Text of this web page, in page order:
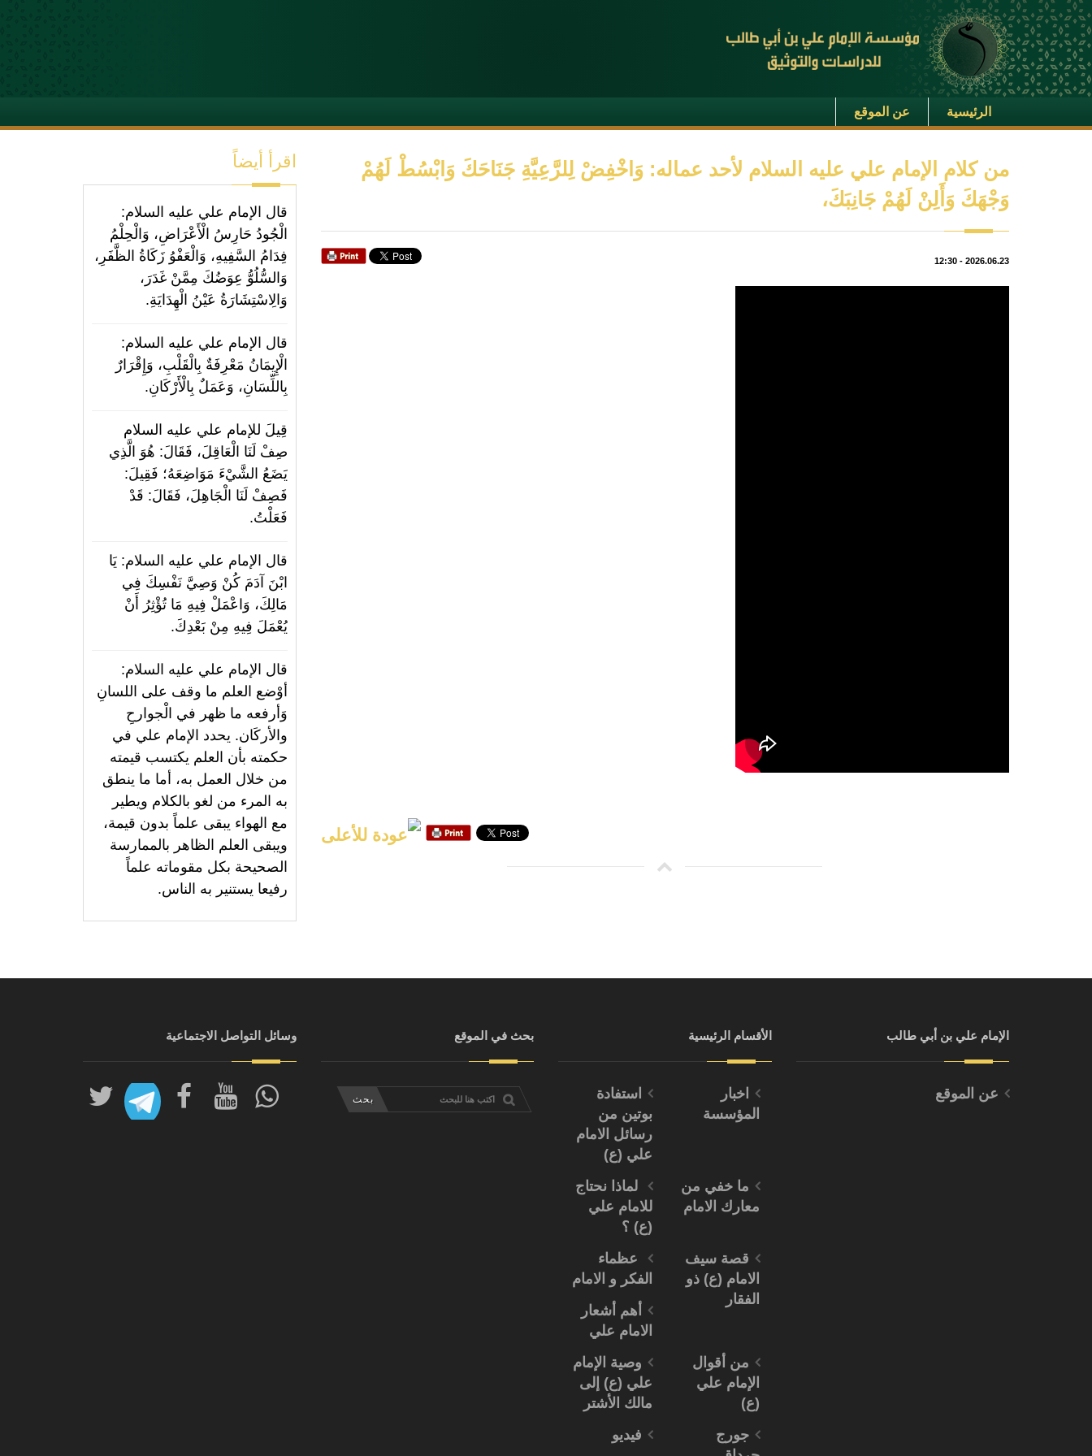
الرئيسية عن الموقع
من كلام الإمام علي عليه السلام لأحد عماله: وَاخْفِضْ لِلرَّعِيَّةِ جَنَاحَكَ وَابْسُطْ لَهُمْ
وَجْهَكَ وَأَلِنْ لَهُمْ جَانِبَكَ،
2026.06.23
-
12:30
اقرأ أيضاً
قال الإمام علي عليه السلام:
الْجُودُ حَارِسُ الْأَعْرَاضِ، وَالْحِلْمُ
فِدَامُ السَّفِيهِ، وَالْعَفْوُ زَكَاةُ الظَّفَرِ،
وَالسُّلُوُّ عِوَضُكَ مِمَّنْ غَدَرَ،
وَالِاسْتِشَارَةُ عَيْنُ الْهِدَايَةِ.
قال الإمام علي عليه السلام:
الْإِيمَانُ مَعْرِفَةٌ بِالْقَلْبِ، وَإِقْرَارٌ
بِاللِّسَانِ، وَعَمَلٌ بِالْأَرْكَانِ.
قِيلَ للإمام علي عليه السلام
صِفْ لَنَا الْعَاقِلَ، فَقَالَ: هُوَ الَّذِي
يَضَعُ الشَّيْءَ مَوَاضِعَهُ؛ فَقِيلَ:
فَصِفْ لَنَا الْجَاهِلَ، فَقَالَ: قَدْ
فَعَلْتُ.
قال الإمام علي عليه السلام: يَا
ابْنَ آدَمَ كُنْ وَصِيَّ نَفْسِكَ فِي
مَالِكَ، وَاعْمَلْ فِيهِ مَا تُؤْثِرُ أَنْ
يُعْمَلَ فِيهِ مِنْ بَعْدِكَ.
قال الإمام علي عليه السلام:
أوْضع العلم ما وقف على اللسانِ
وَأرفعه ما ظهر في الْجوارحِ
والأركَان. يحدد الإمام علي في
حكمته بأن العلم يكتسب قيمته
من خلال العمل به، أما ما ينطق
به المرء من لغو بالكلام ويطير
مع الهواء يبقى علماً بدون قيمة،
ويبقى العلم الظاهر بالممارسة
الصحيحة بكل مقوماته علماً
رفيعا يستنير به الناس.
الإمام علي بن أبي طالب
عن الموقع
الأقسام الرئيسية
اخبار
المؤسسة
استفادة
بوتين من
رسائل الامام
علي (ع)
ما خفي من
معارك الامام
لماذا نحتاج
للامام علي
(ع) ؟
قصة سيف
الامام (ع) ذو
الفقار
عظماء
الفكر و الامام
أهم أشعار
الامام علي
من أقوال
الإمام علي
(ع)
وصية الإمام
علي (ع) إلى
مالك الأشتر
جورج
فيديو
بحث في الموقع وسائل التواصل الاجتماعية